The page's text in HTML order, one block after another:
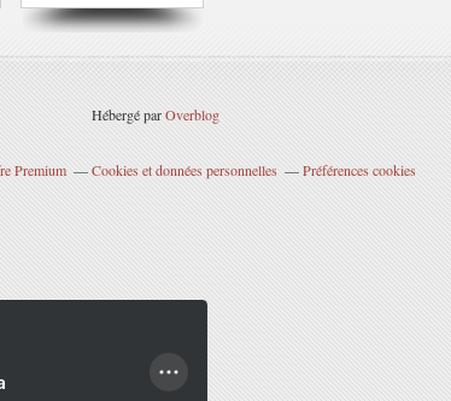
Hébergé parOverblog
Premium Cookies et données personnelles Préférences cookies